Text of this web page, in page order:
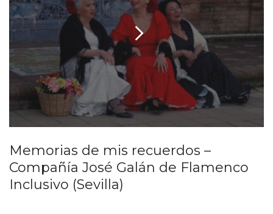
Memorias de mis recuerdos –
Compañía José Galán de Flamenco
Inclusivo (Sevilla)